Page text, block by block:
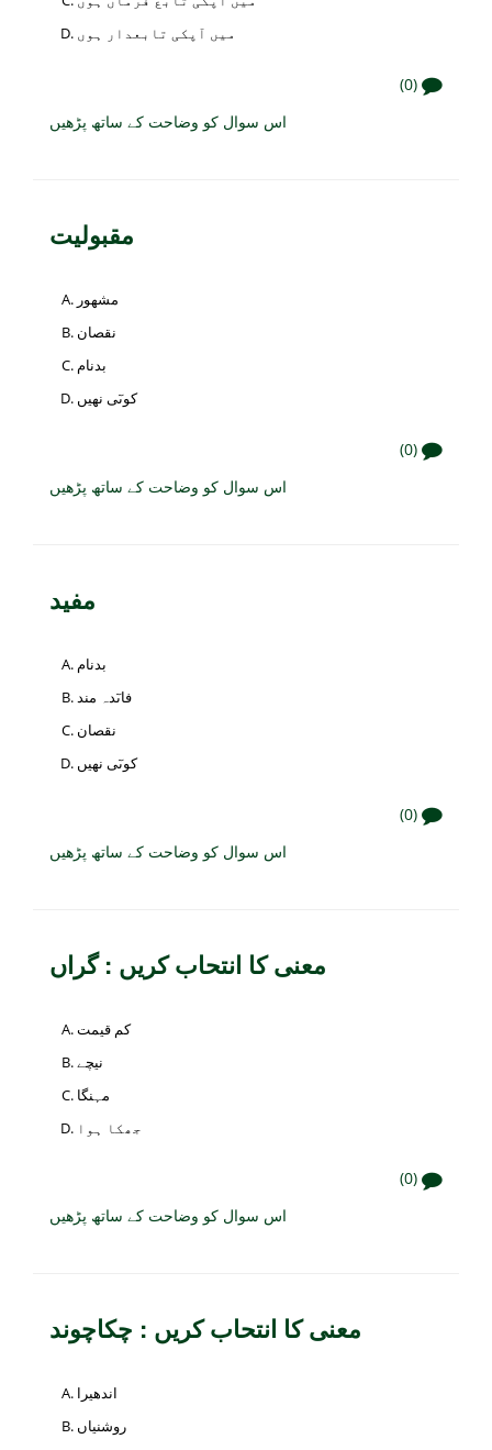
میں آپکی تابعدار ہوں
(0)
اس سوال کو وضاحت کے ساتھ پڑھیں
مقبولیت
مشھور
نقصان
بدنام
کوںٓی نھیں
(0)
اس سوال کو وضاحت کے ساتھ پڑھیں
مفید
بدنام
فاںٓدہ مند
نقصان
کوںٓی نھیں
(0)
اس سوال کو وضاحت کے ساتھ پڑھیں
معنی کا انتحاب کریں : گراں
کم قیمت
نیچے
مہنگا
جھکا ہوا
(0)
اس سوال کو وضاحت کے ساتھ پڑھیں
معنی کا انتحاب کریں : چکاچوند
اندھیرا
روشنیاں